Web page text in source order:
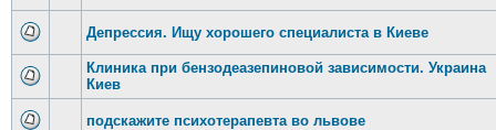
Депрессия. Ищу хорошего специалиста в Киеве
Клиника при бензодеазепиновой зависимости. Украина
Киев
подскажите психотерапевта во львове